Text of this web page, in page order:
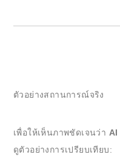
ตัวอย่างสถานการณ์จริง
เพื่อให้เห็นภาพชัดเจนว่า
ดูตัวอย่างการเปรียบเทียบ: